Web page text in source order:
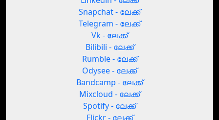
Snapchat - ലേക്ക്
Telegram - ലേക്ക്
Vk - ലേക്ക്
Bilibili - ലേക്ക്
Rumble - ലേക്ക്
Odysee - ലേക്ക്
Bandcamp - ലേക്ക്
Mixcloud - ലേക്ക്
Spotify - ലേക്ക്
Flickr - ലേക്ക്